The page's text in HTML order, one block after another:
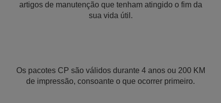
artigos de manutenção que tenham atingido o fim da
sua vida útil.
Os pacotes CP são válidos durante 4 anos ou 200 KM
de impressão, consoante o que ocorrer primeiro.